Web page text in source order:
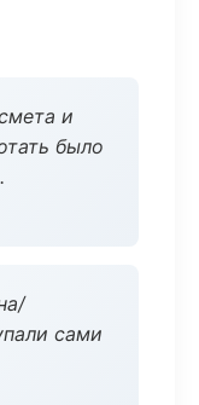
и
было
сами